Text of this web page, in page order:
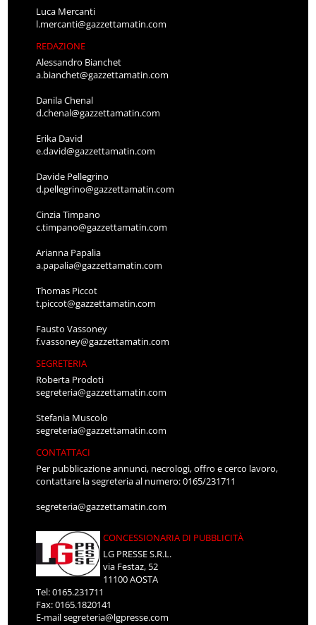
Luca Mercanti
l.mercanti@gazzettamatin.com
REDAZIONE
Alessandro Bianchet
a.bianchet@gazzettamatin.com
Danila Chenal
d.chenal@gazzettamatin.com
Erika David
e.david@gazzettamatin.com
Davide Pellegrino
d.pellegrino@gazzettamatin.com
Cinzia Timpano
c.timpano@gazzettamatin.com
Arianna Papalia
a.papalia@gazzettamatin.com
Thomas Piccot
t.piccot@gazzettamatin.com
Fausto Vassoney
f.vassoney@gazzettamatin.com
SEGRETERIA
Roberta Prodoti
segreteria@gazzettamatin.com
Stefania Muscolo
segreteria@gazzettamatin.com
CONTATTACI
Per pubblicazione annunci, necrologi, offro e cerco lavoro,
contattare la segreteria al numero: 0165/231711
segreteria@gazzettamatin.com
CONCESSIONARIA DI PUBBLICITÀ
LG PRESSE S.R.L.
via Festaz, 52
11100 AOSTA
Tel: 0165.231711
Fax: 0165.1820141
E-mailsegreteria@lgpresse.com